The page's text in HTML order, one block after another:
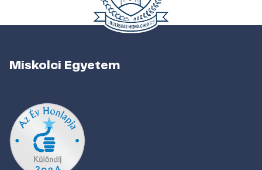
Miskolci Egyetem